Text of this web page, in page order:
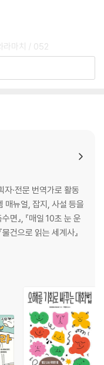
라마치 / 052
디지털 노마드
다
터인가
는 차 한 잔
주는 곳
없다?
·전문 번역가로 활동
매뉴얼, 잡지, 사설 등을
면』, 『매일 10초 눈 운
물건으로 읽는 세계사』